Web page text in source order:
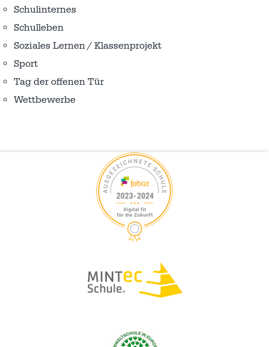
Schulinternes
Schulleben
Soziales Lernen / Klassenprojekt
Sport
Tag der offenen Tür
Wettbewerbe